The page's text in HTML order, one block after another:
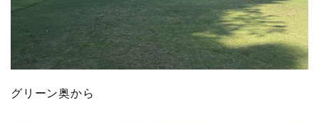
グリーン奥から